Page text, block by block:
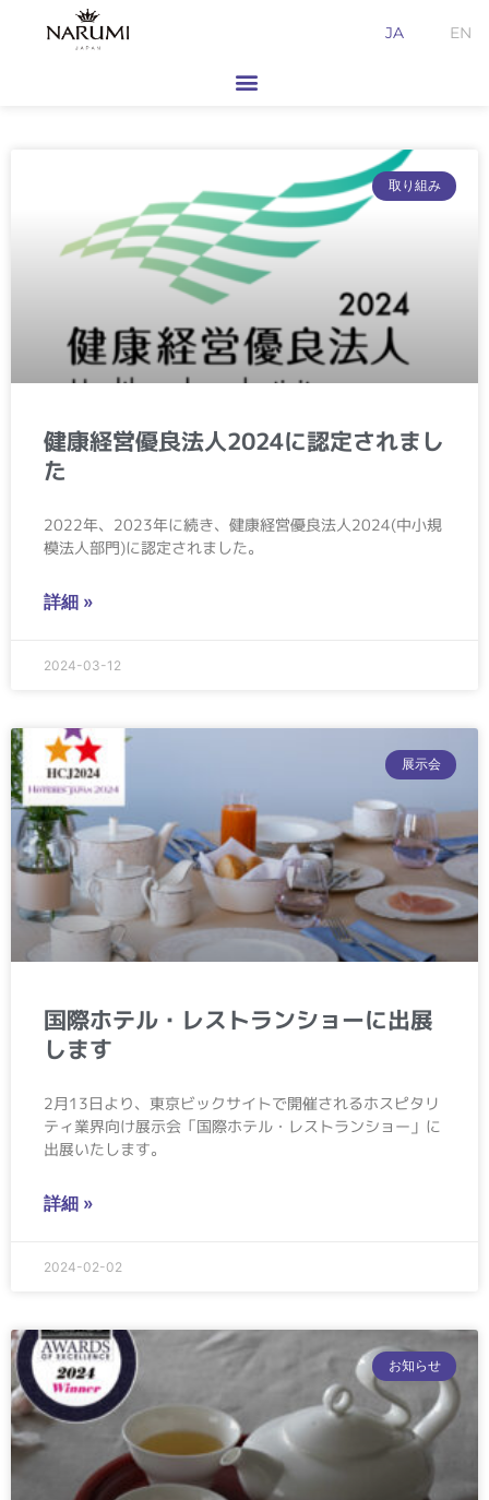
JA EN
取り組み
健康経営優良法人2024に認定されまし
た
2022年、2023年に続き、健康経営優良法人2024(中小規
模法人部門)に認定されました。
詳細 »
2024-03-12
展示会
国際ホテル・レストランショーに出展
します
2月13日より、東京ビックサイトで開催されるホスピタリ
ティ業界向け展示会「国際ホテル・レストランショー」に
出展いたします。
詳細 »
2024-02-02
お知らせ
ー
ジ
ー
ジ
ジ ジ
ー
ジ